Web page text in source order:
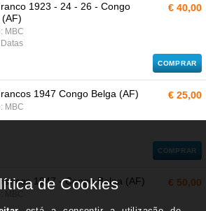
1923 - 24 - 26 - Congo
(AF)
MBC
€ 40,00
COMPRAR
1947 Congo Belga (AF)
MBC
€ 25,00
COMPRAR
1947 - Congo Belga (AF) € 50,00